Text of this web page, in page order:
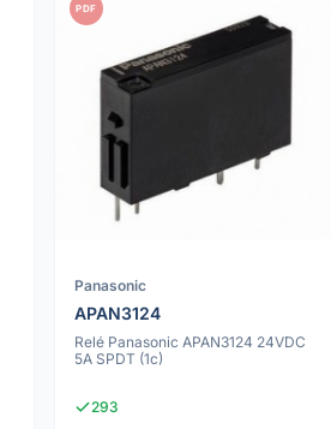
PDF
Panasonic
APAN3124
Relé Panasonic APAN3124 24VDC
5A SPDT (1c)
293